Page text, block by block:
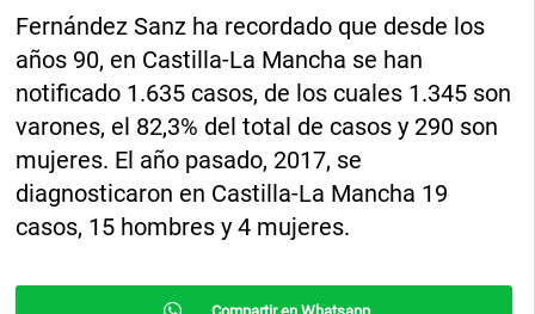
Fernández Sanz ha recordado que desde los
años 90, en Castilla-La Mancha se han
notificado 1.635 casos, de los cuales 1.345 son
varones, el 82,3% del total de casos y 290 son
mujeres. El año pasado, 2017, se
diagnosticaron en Castilla-La Mancha 19
casos, 15 hombres y 4 mujeres.